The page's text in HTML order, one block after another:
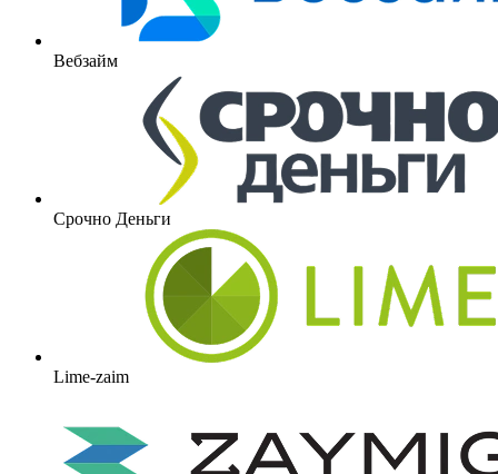
Вебзайм
Срочно Деньги
Lime-zaim